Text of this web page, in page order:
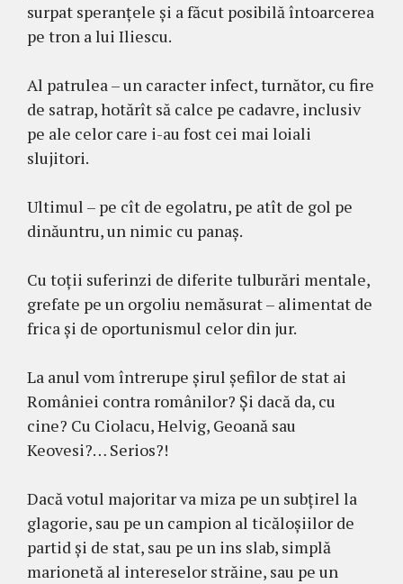
surpat speranțele și a făcut posibilă întoarcerea
pe tron a lui Iliescu.
Al patrulea – un caracter infect, turnător, cu fire
de satrap, hotărît să calce pe cadavre, inclusiv
pe ale celor care i-au fost cei mai loiali
slujitori.
Ultimul – pe cît de egolatru, pe atît de gol pe
dinăuntru, un nimic cu panaș.
Cu toții suferinzi de diferite tulburări mentale,
grefate pe un orgoliu nemăsurat – alimentat de
frica și de oportunismul celor din jur.
La anul vom întrerupe șirul șefilor de stat ai
României contra românilor? Și dacă da, cu
cine? Cu Ciolacu, Helvig, Geoană sau
Keovesi?… Serios?!
Dacă votul majoritar va miza pe un subțirel la
glagorie, sau pe un campion al ticăloșiilor de
partid și de stat, sau pe un ins slab, simplă
marionetă al intereselor străine, sau pe un